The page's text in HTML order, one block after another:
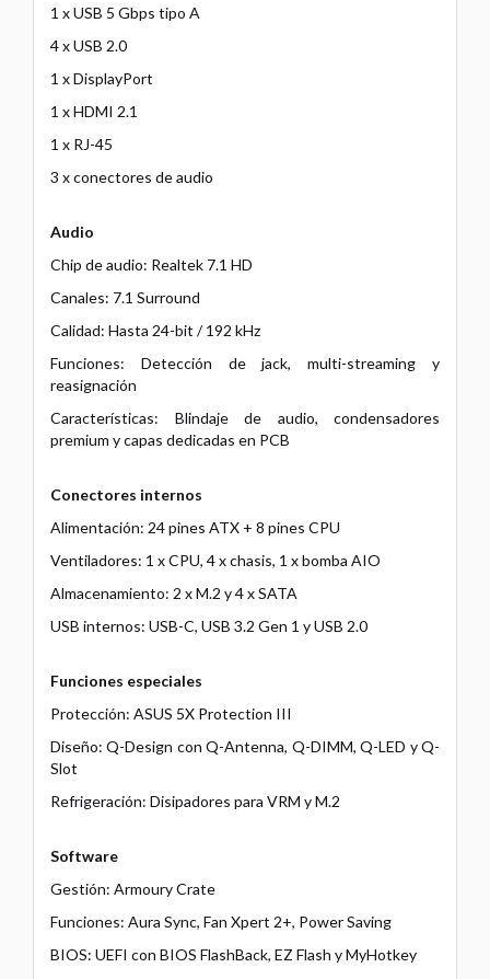
1 x USB 5 Gbps tipo A
4 x USB 2.0
1 x DisplayPort
1 x HDMI 2.1
1 x RJ-45
3 x conectores de audio
Audio
Chip de audio: Realtek 7.1 HD
Canales: 7.1 Surround
Calidad: Hasta 24-bit / 192 kHz
Funciones: Detección de jack, multi-streaming y
reasignación
Características: Blindaje de audio, condensadores
premium y capas dedicadas en PCB
Conectores internos
Alimentación: 24 pines ATX + 8 pines CPU
Ventiladores: 1 x CPU, 4 x chasis, 1 x bomba AIO
Almacenamiento: 2 x M.2 y 4 x SATA
USB internos: USB-C, USB 3.2 Gen 1 y USB 2.0
Funciones especiales
Protección: ASUS 5X Protection III
Diseño: Q-Design con Q-Antenna, Q-DIMM, Q-LED y Q-
Slot
Refrigeración: Disipadores para VRM y M.2
Software
Gestión: Armoury Crate
Funciones: Aura Sync, Fan Xpert 2+, Power Saving
BIOS: UEFI con BIOS FlashBack, EZ Flash y MyHotkey